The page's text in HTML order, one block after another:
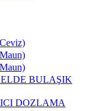
BULAŞIK
DOZLAMA